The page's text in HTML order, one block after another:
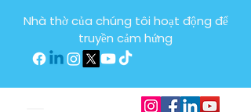
Nhà thờ của chúng tôi hoạt động để
truyền cảm hứng